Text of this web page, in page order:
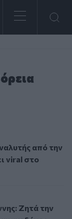
από την
από την
viral στο
Ζητά την
Ζητά την